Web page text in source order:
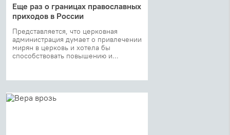
Еще раз о границах православных
приходов в России
Представляется, что церковная
администрация думает о привлечении
мирян в церковь и хотела бы
способствовать повышению и...